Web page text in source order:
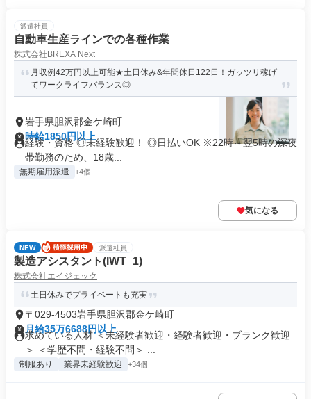
派遣社員
自動車生産ラインでの各種作業
株式会社BREXA Next
月収例42万円以上可能★土日休み&年間休日122日！ガッツリ稼げ
てワークライフバランス◎
岩手県胆沢郡金ケ崎町
時給1850円以上
経験・資格 ◎未経験歓迎！ ◎日払いOK ※22時～翌5時の深夜
帯勤務のため、18歳...
無期雇用派遣 +4個
気になる
NEW 派遣社員
製造アシスタント(IWT_1)
株式会社エイジェック
土日休みでプライベートも充実
〒029-4503岩手県胆沢郡金ケ崎町
月給35万6688円以上
求めている人材 ＜未経験者歓迎・経験者歓迎・ブランク歓迎
＞ ＜学歴不問・経験不問＞ ...
制服あり 業界未経験歓迎 +34個